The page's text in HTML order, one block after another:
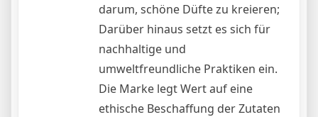
darum, schöne Düfte zu kreieren;
Darüber hinaus setzt es sich für
nachhaltige und
umweltfreundliche Praktiken ein.
Die Marke legt Wert auf eine
ethische Beschaffung der Zutaten